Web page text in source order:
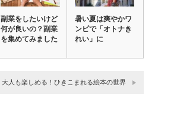
副業をしたいけど
何が良いの？副業
を集めてみました
暑い夏は爽やかワ
ンピで「オトナき
れい」に
大人も楽しめる！ひきこまれる絵本の世界